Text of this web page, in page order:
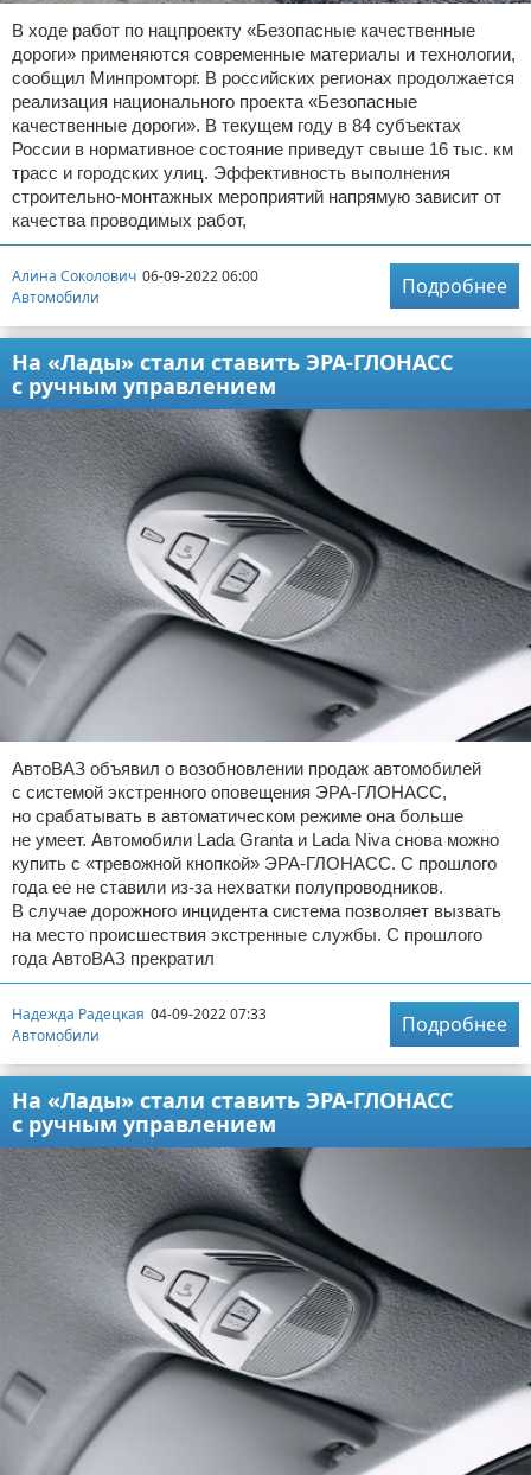
В ходе работ по нацпроекту «Безопасные качественные
дороги» применяются современные материалы и технологии,
сообщил Минпромторг. В российских регионах продолжается
реализация национального проекта «Безопасные
качественные дороги». В текущем году в 84 субъектах
России в нормативное состояние приведут свыше 16 тыс. км
трасс и городских улиц. Эффективность выполнения
строительно-монтажных мероприятий напрямую зависит от
качества проводимых работ,
Алина Соколович 06-09-2022 06:00
Автомобили
Подробнее
На «Лады» стали ставить ЭРА-ГЛОНАСС
с ручным управлением
АвтоВАЗ объявил о возобновлении продаж автомобилей
с системой экстренного оповещения ЭРА-ГЛОНАСС,
но срабатывать в автоматическом режиме она больше
не умеет. Автомобили Lada Granta и Lada Niva снова можно
купить с «тревожной кнопкой» ЭРА-ГЛОНАСС. С прошлого
года ее не ставили из-за нехватки полупроводников.
В случае дорожного инцидента система позволяет вызвать
на место происшествия экстренные службы. С прошлого
года АвтоВАЗ прекратил
Надежда Радецкая 04-09-2022 07:33
Автомобили
Подробнее
На «Лады» стали ставить ЭРА-ГЛОНАСС
с ручным управлением